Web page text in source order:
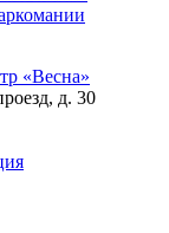
«Весна»
д. 30